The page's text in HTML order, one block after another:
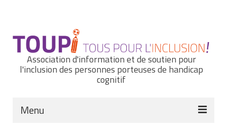
Association d'information et de soutien pour
l'inclusion des personnes porteuses de handicap
cognitif
Menu